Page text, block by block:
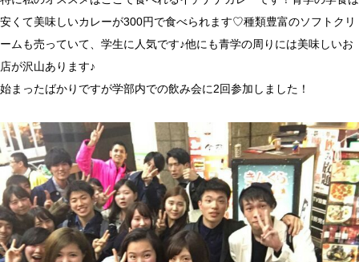
安くて美味しいカレーが300円で食べられます♡種類豊富のソフトクリ
ームも売っていて、学生に人気です♪他にも青学の周りには美味しいお
店が沢山あります♪
始まったばかりですが学部内での飲み会に2回参加しました！